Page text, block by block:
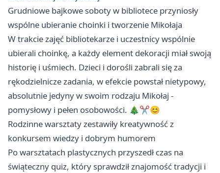
Grudniowe bajkowe soboty w bibliotece przyniosły
wspólne ubieranie choinki i tworzenie Mikołaja
W trakcie zajęć bibliotekarze i uczestnicy wspólnie
ubierali choinkę, a każdy element dekoracji miał swoją
historię i uśmiech. Dzieci i dorośli zabrali się za
rękodzielnicze zadania, w efekcie powstał nietypowy,
absolutnie jedyny w swoim rodzaju Mikołaj -
pomysłowy i pełen osobowości. 🎄✂️😊
Rodzinne warsztaty zestawiły kreatywność z
konkursem wiedzy i dobrym humorem
Po warsztatach plastycznych przyszedł czas na
świąteczny quiz, który sprawdził znajomość tradycji i